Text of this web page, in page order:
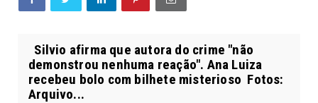
Silvio afirma que autora do crime "não
demonstrou nenhuma reação". Ana Luiza
recebeu bolo com bilhete misterioso Fotos:
Arquivo...